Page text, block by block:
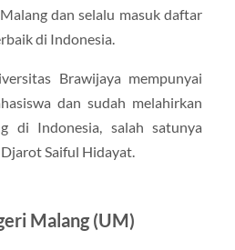
dan selalu masuk daftar
di Indonesia.
Brawijaya mempunyai
dan sudah melahirkan
di Indonesia, salah satunya
Saiful Hidayat.
Malang (UM)